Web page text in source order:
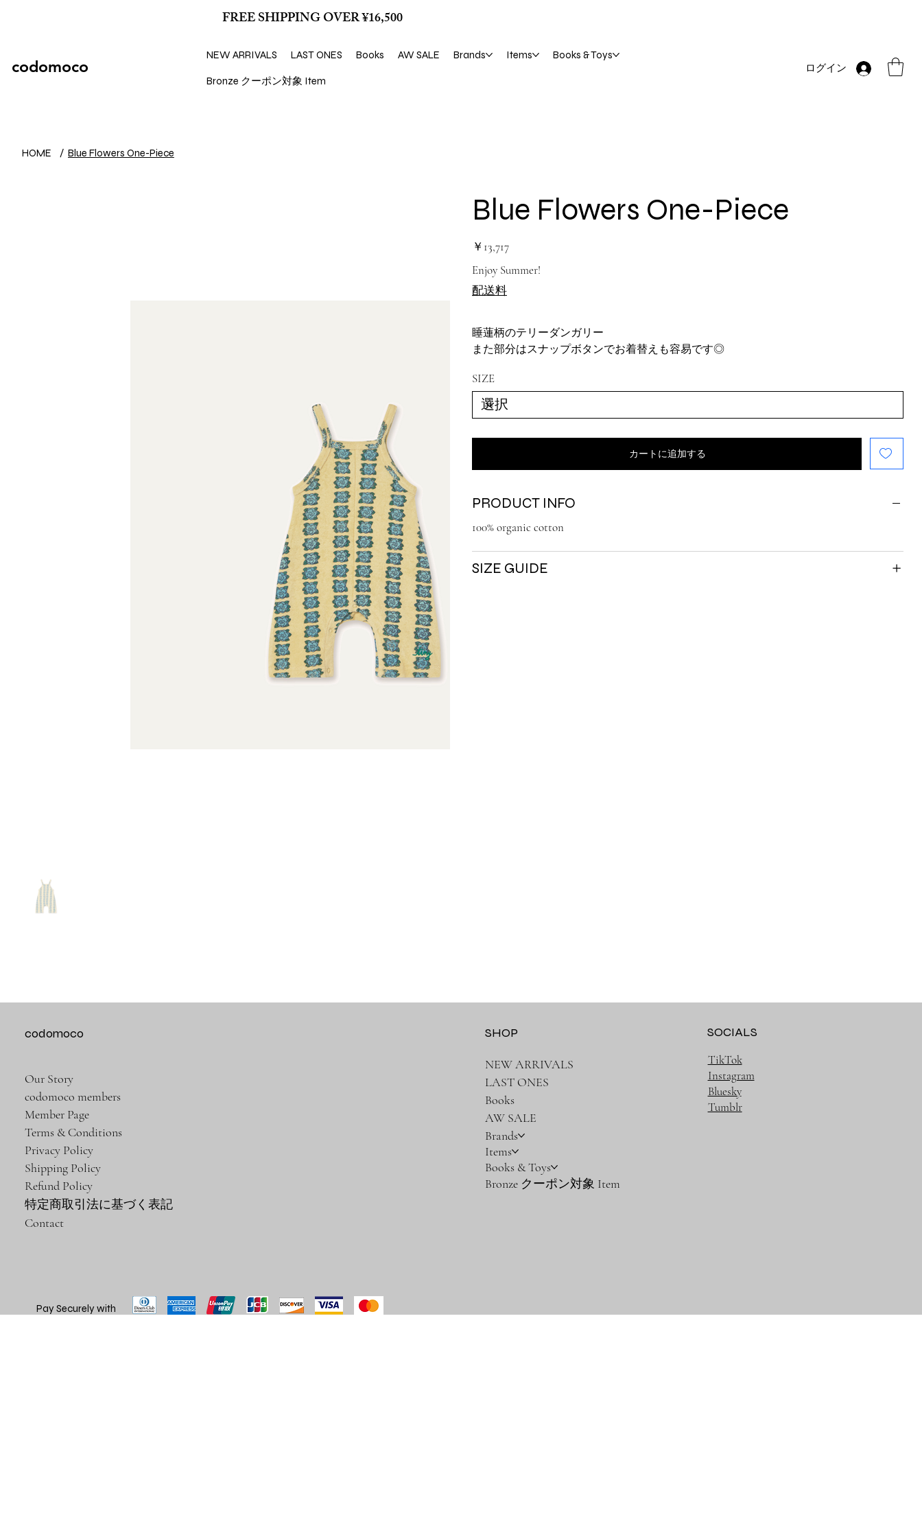
FREE SHIPPING OVER ¥16,500
codomoco
NEW ARRIVALS LAST ONES Books AW SALE Brands Items Books & Toys
Bronze クーポン対象 Item
ログイン
HOME / Blue Flowers One-Piece
Blue Flowers One-Piece
価
格
￥13,717
Enjoy Summer!
配送料
睡蓮柄のテリーダンガリー
また部分はスナップボタンでお着替えも容易です◎
SIZE
カートに追加する
PRODUCT INFO
100% organic cotton
SIZE GUIDE
codomoco
Our Story
codomoco members
Member Page
Terms & Conditions
Privacy Policy
Shipping Policy
Refund Policy
特定商取引法に基づく表記
Contact
SHOP
NEW ARRIVALS
LAST ONES
Books
AW SALE
Brands
Items
Books & Toys
Bronze クーポン対象 Item
SOCIALS
TikTok
Instagram
Bluesky
Tumblr
Pay Securely with